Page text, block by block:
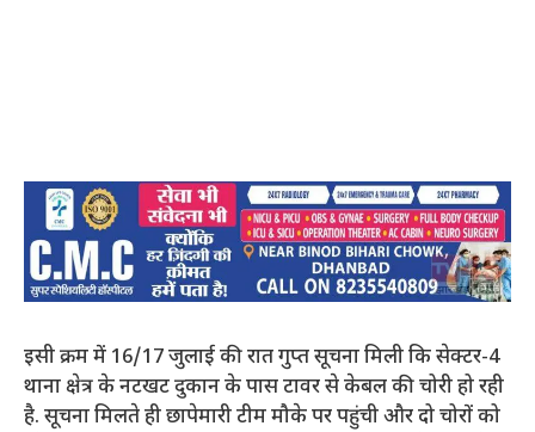
इसी क्रम में 16/17 जुलाई की रात गुप्त सूचना मिली कि सेक्टर-4
थाना क्षेत्र के नटखट दुकान के पास टावर से केबल की चोरी हो रही
है. सूचना मिलते ही छापेमारी टीम मौके पर पहुंची और दो चोरों को